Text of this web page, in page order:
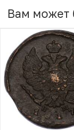
Вам может